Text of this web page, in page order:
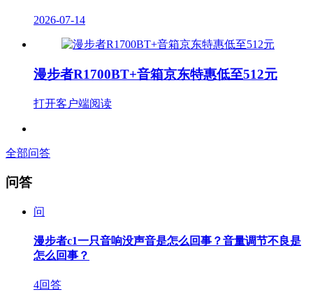
2026-07-14
漫步者R1700BT+音箱京东特惠低至512元
打开客户端阅读
全部问答
问答
问
漫步者c1一只音响没声音是怎么回事？音量调节不良是
怎么回事？
4回答